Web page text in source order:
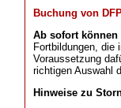
Buchung von
Ab sofort können
Fortbildungen, die
Voraussetzung
richtigen Auswahl
Hinweise zu